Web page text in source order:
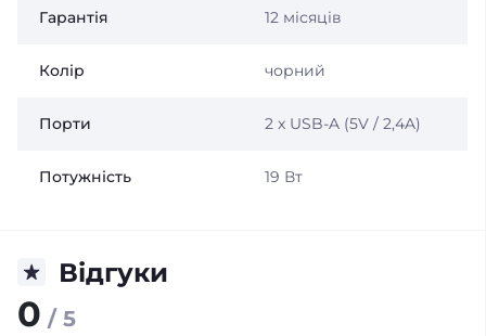
Гарантія 12 місяців
Колір чорний
Порти 2 x USB-A (5V / 2,4A)
Потужність 19 Вт
Відгуки
0 / 5